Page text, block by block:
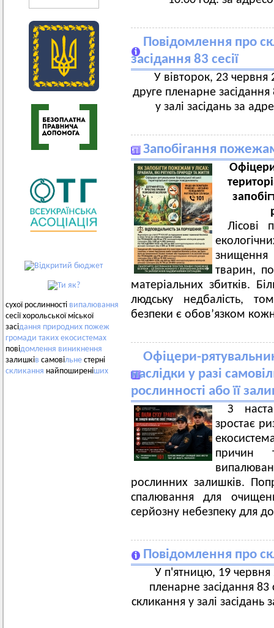
сухої рослинності випалювання
сесії хорольської міської
засідання природних пожеж
громади таких екосистемах
повідомлення виникнення
залишків самовільне стерні
скликання найпоширеніших
Повідомлення про
засідання 83 сесії
У вівторок, 23 червня
друге пленарне засідання
у залі засідань за
Запобігання
Лісові
тварин,
матеріальних збитків.
людську недбалість,
безпеки є обов’язком
Офіцери-
наслідки у разі
рослинності або її
З
зростає
причин
рослинних залишків.
спалювання для
серйозну небезпеку для
Повідомлення про
У п'ятницю, 19 червня
пленарне засідання 83
скликання у залі